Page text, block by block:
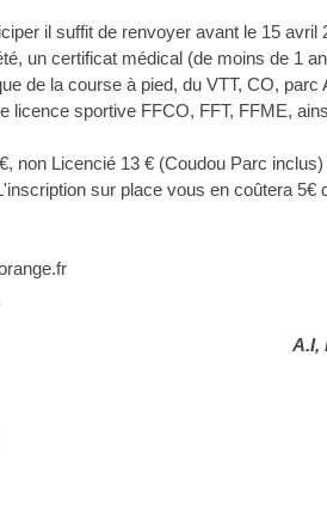
il suffit de renvoyer avant le 15 avril
un certificat médical (de moins de 1
de la course à pied, du VTT, CO, parc
licence sportive FFCO, FFT, FFME,
non Licencié 13 € (Coudou Parc inclus)
sur place vous en coûtera 5€
A.I,